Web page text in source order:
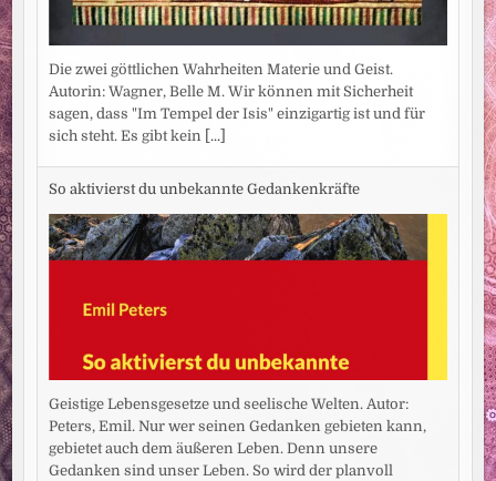
Die zwei göttlichen Wahrheiten Materie und Geist.
Autorin: Wagner, Belle M. Wir können mit Sicherheit
sagen, dass "Im Tempel der Isis" einzigartig ist und für
sich steht. Es gibt kein [...]
So aktivierst du unbekannte Gedankenkräfte
Geistige Lebensgesetze und seelische Welten. Autor:
Peters, Emil. Nur wer seinen Gedanken gebieten kann,
gebietet auch dem äußeren Leben. Denn unsere
Gedanken sind unser Leben. So wird der planvoll